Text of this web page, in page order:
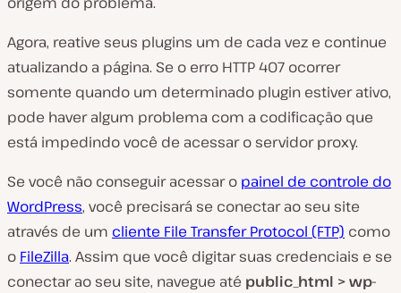
Agora, reative seus plugins um de cada vez e continue
atualizando a página. Se o erro HTTP 407 ocorrer
somente quando um determinado plugin estiver ativo,
pode haver algum problema com a codificação que
está impedindo você de acessar o servidor proxy.
Se você não conseguir acessar o painel de controle do
WordPress, você precisará se conectar ao seu site
através de um cliente File Transfer Protocol (FTP) como
o FileZilla. Assim que você digitar suas credenciais e se
conectar ao seu site, navegue até public_html > wp-